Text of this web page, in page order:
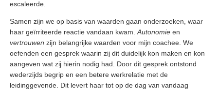
escaleerde.
Samen zijn we op basis van waarden gaan onderzoeken, waar
haar geïrriteerde reactie vandaan kwam. Autonomie en
vertrouwen zijn belangrijke waarden voor mijn coachee. We
oefenden een gesprek waarin zij dit duidelijk kon maken en kon
aangeven wat zij hierin nodig had. Door dit gesprek ontstond
wederzijds begrip en een betere werkrelatie met de
leidinggevende. Dit levert haar tot op de dag van vandaag